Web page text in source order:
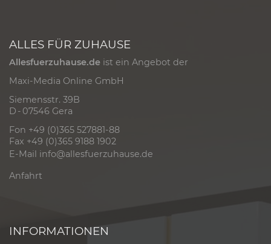
ALLES FÜR ZUHAUSE
Allesfuerzuhause.de ist ein Angebot der
Maxi-Media Online GmbH
Siemensstr. 39B
D - 07546 Gera
Fon +49 (0)365 527881-88
Fax +49 (0)365 9188 1902
E-Mail info@allesfuerzuhause.de
Anfahrt
INFORMATIONEN